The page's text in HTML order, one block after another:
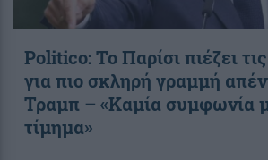
Politico: Το Παρίσι πιέζει
για πιο σκληρή γραμμή
Τραμπ – «Καμία συμφωνία
τίμημα»